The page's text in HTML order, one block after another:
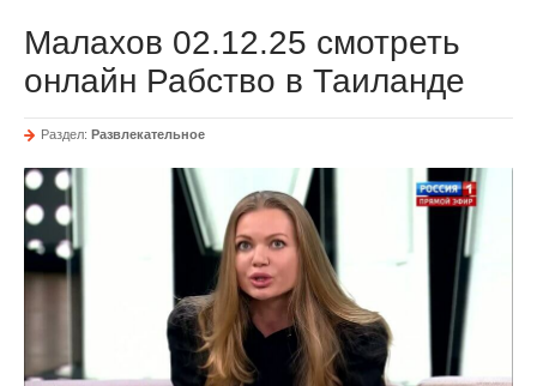
Малахов 02.12.25 смотреть
онлайн Рабство в Таиланде
Раздел: Развлекательное